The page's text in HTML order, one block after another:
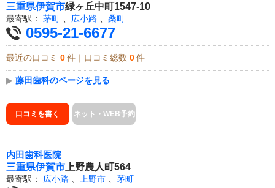
三重県伊賀市緑ヶ丘中町1547-10
最寄駅： 茅町 広小路 桑町
0595-21-6677
最近の口コミ 0 件｜口コミ総数 0 件
▶ 藤田歯科のページを見る
口コミを書く ネット・WEB予約
内田歯科医院
三重県伊賀市 上野農人町564
最寄駅： 広小路 上野市 茅町